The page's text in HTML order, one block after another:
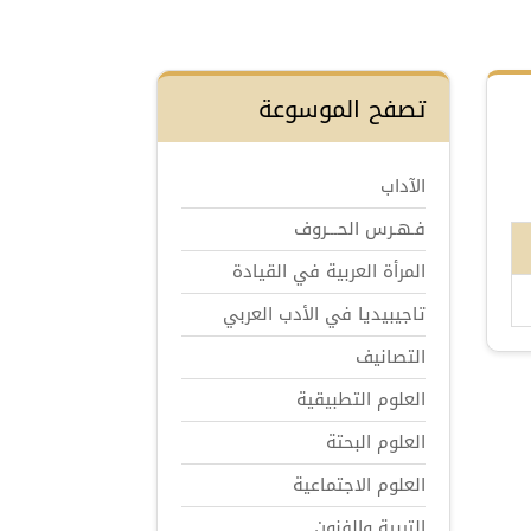
تصفح الموسوعة
الآداب
فـهـرس الحـــروف
المرأة العربية في القيادة
تاجيبيديا في الأدب العربي
التصانيف
العلوم التطبيقية
العلوم البحتة
العلوم الاجتماعية